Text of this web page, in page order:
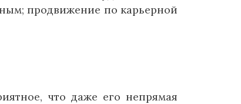
продвижение по карьерной
что даже его непрямая